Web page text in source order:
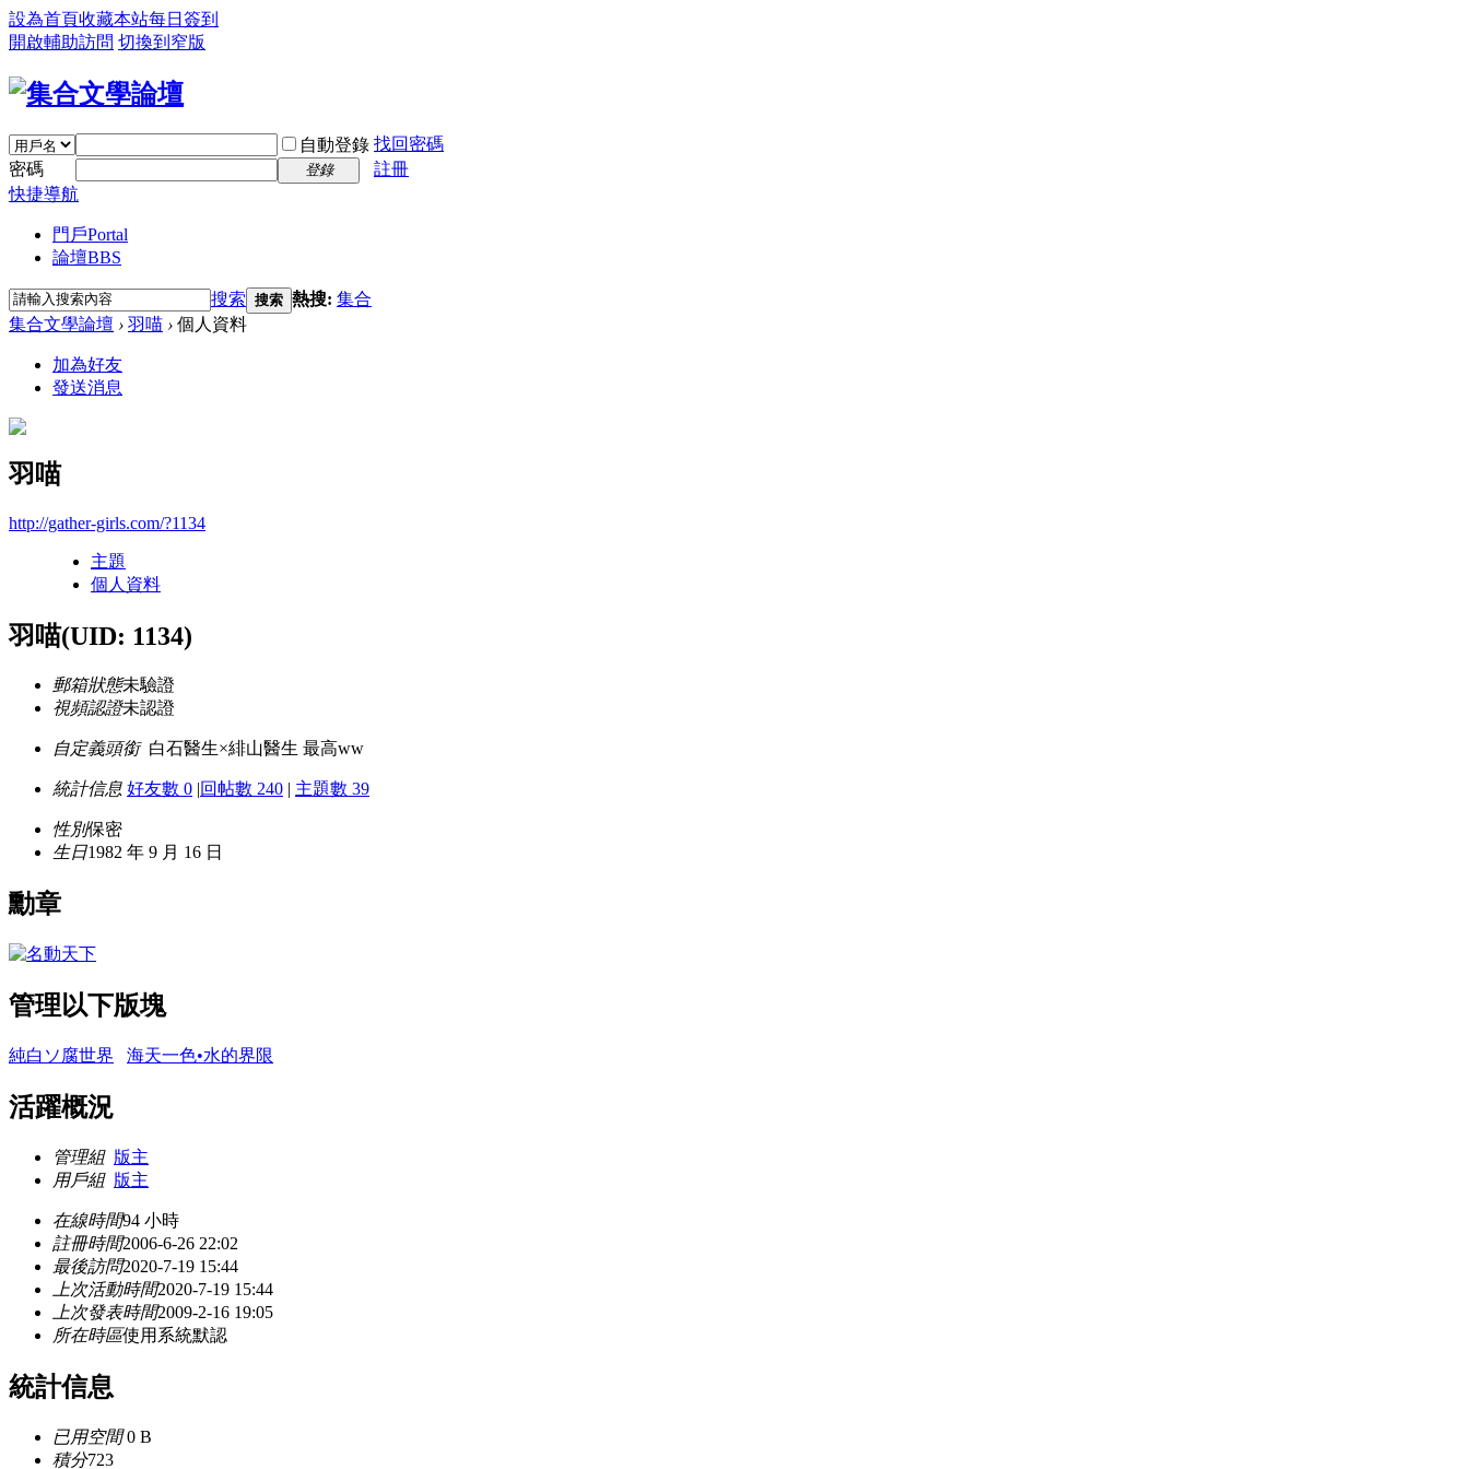
設為首頁收藏本站每日簽到
開啟輔助訪問 切換到窄版
自動登錄 找回密碼
密碼
登錄
註冊
快捷導航
門戶Portal
論壇BBS
搜索 搜索 熱搜: 集合
集合文學論壇 › 羽喵 › 個人資料
加為好友
發送消息
羽喵
http://gather-girls.com/?1134
主題
個人資料
羽喵(UID: 1134)
郵箱狀態未驗證
視頻認證未認證
自定義頭銜 白石醫生×緋山醫生 最高ww
統計信息 好友數 0 |回帖數 240 | 主題數 39
性別保密
生日1982 年 9 月 16 日
勳章
管理以下版塊
純白ソ腐世界 海天一色•水的界限
活躍概況
管理組 版主
用戶組 版主
在線時間94 小時
註冊時間2006-6-26 22:02
最後訪問2020-7-19 15:44
上次活動時間2020-7-19 15:44
上次發表時間2009-2-16 19:05
所在時區使用系統默認
統計信息
已用空間0 B
積分723